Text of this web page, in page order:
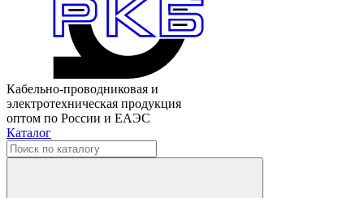
Кабельно-проводниковая и
электротехническая продукция
оптом по России и ЕАЭС
Каталог